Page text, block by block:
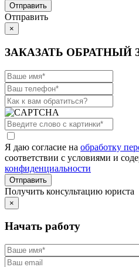
Отправить
×
ЗАКАЗАТЬ ОБРАТНЫЙ
Я даю согласие на обработку
соответствии с условиями и
конфиденциальности
Получить консультацию юриста
×
Начать работу